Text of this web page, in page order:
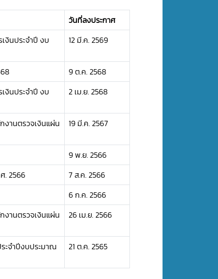
วันที่ลงประกาศ
งินประจำปี งบ
12 มี.ค. 2569
9 ต.ค. 2568
งินประจำปี งบ
2 เม.ย. 2568
งานตรวจเงินแผ่น 19 มี.ค. 2567
9 พ.ย. 2566
. 2566
7 ส.ค. 2566
6 ก.ค. 2566
งานตรวจเงินแผ่น
26 เม.ย. 2566
ะจำปีงบประมาณ 21 ต.ค. 2565